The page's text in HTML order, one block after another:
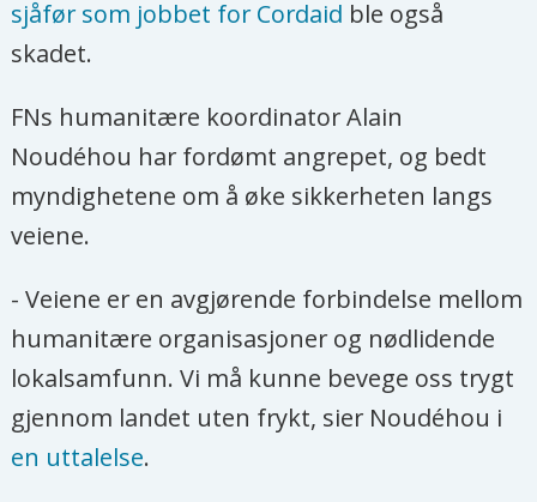
sjåfør som jobbet for Cordaid ble også
skadet.
FNs humanitære koordinator Alain
Noudéhou har fordømt angrepet, og bedt
myndighetene om å øke sikkerheten langs
veiene.
- Veiene er en avgjørende forbindelse mellom
humanitære organisasjoner og nødlidende
lokalsamfunn. Vi må kunne bevege oss trygt
gjennom landet uten frykt, sier Noudéhou i
en uttalelse.